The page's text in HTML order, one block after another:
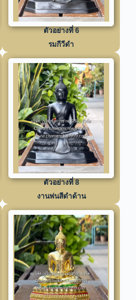
ตัวอย่างที่ 6
รมกีวีดำ
ตัวอย่างที่ 8
งานพ่นสีดำด้าน